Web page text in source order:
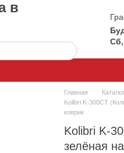
в
Главная Каталог
Kolibri K-300CT
коврик
Kolibri K-
зелёная